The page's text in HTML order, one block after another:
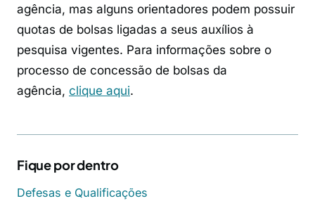
agência, mas alguns orientadores podem possuir
quotas de bolsas ligadas a seus auxílios à
pesquisa vigentes. Para informações sobre o
processo de concessão de bolsas da
agência, clique aqui.
Fique por dentro
Defesas e Qualificações